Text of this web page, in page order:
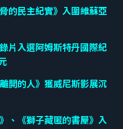
的民主紀實》入圍維蘇亞
片入選阿姆斯特丹國際紀
開的人》獲威尼斯影展沉
、《獅子藏匿的書屋》入